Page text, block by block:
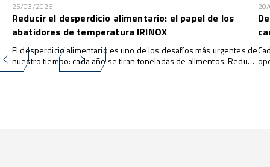
25/03/2026
Reducir el desperdicio alimentario: el papel de los
abatidores de temperatura IRINOX
El desperdicio alimentario es uno de los desafíos más urgentes de
nuestro tiempo: cada año se tiran toneladas de alimentos. Reducir
estos desperdicios no es solo una cuestión ética, sino también